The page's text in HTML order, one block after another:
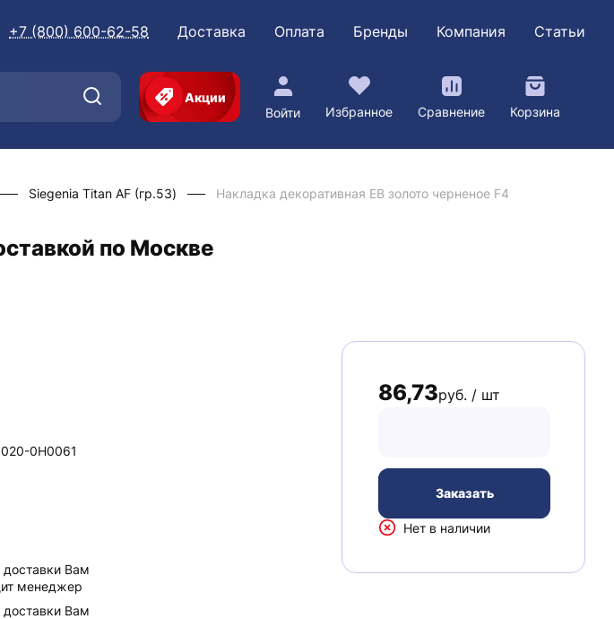
+7 (800) 600-62-58 Доставка Оплата Бренды Компания Статьи
Акции
Войти
Избранное Сравнение Корзина
Siegenia Titan AF (гр.53) Накладка декоративная EB золото черненое F4
по Москве
0H0061
Вам
менеджер
Вам
86,73руб. / шт
Заказать
Нет в наличии